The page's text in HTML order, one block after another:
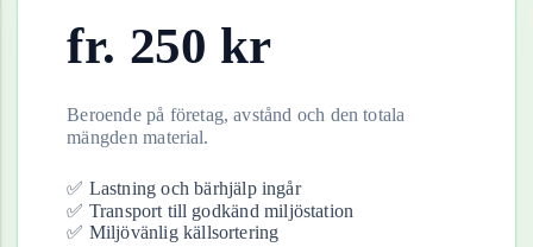
fr. 250 kr
Beroende på företag, avstånd och den totala
mängden material.
✅ Lastning och bärhjälp ingår
✅ Transport till godkänd miljöstation
✅ Miljövänlig källsortering